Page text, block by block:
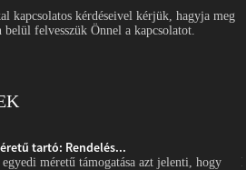
kapcsolatos kérdéseivel kérjük, hagyja meg
felvesszük Önnel a kapcsolatot.
tartó: Rendelés...
egyedi méretű támogatása azt jelenti, hogy